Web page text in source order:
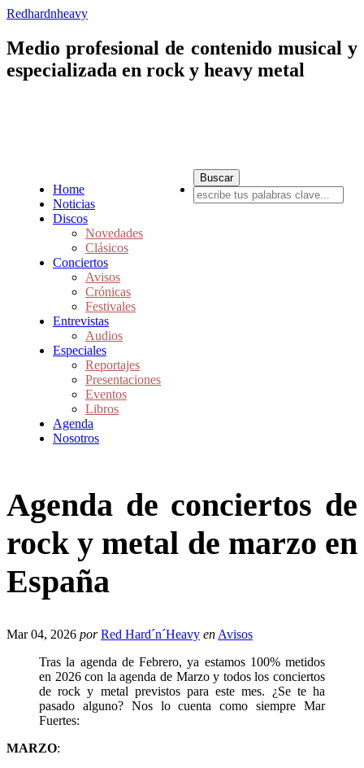
Redhardnheavy
Medio profesional de contenido musical y
especializada en rock y heavy metal
Home
Noticias
Discos
Novedades
Clásicos
Conciertos
Avisos
Crónicas
Festivales
Entrevistas
Audios
Especiales
Reportajes
Presentaciones
Eventos
Libros
Agenda
Nosotros
Agenda de conciertos de
rock y metal de marzo en
España
Mar 04, 2026 por Red Hard´n´Heavy en Avisos
Tras la agenda de Febrero, ya estamos 100% metidos
en 2026 con la agenda de Marzo y todos los conciertos
de rock y metal previstos para este mes. ¿Se te ha
pasado alguno? Nos lo cuenta como siempre Mar
Fuertes:
MARZO: